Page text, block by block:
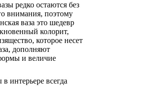
редко остаются без
внимания, поэтому
ваза это шедевр
колорит,
которое несет
дополняют
и величие
интерьере всегда